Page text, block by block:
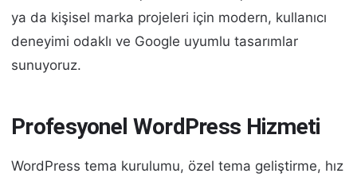
ya da kişisel marka projeleri için modern, kullanıcı
deneyimi odaklı ve Google uyumlu tasarımlar
sunuyoruz.
Profesyonel WordPress Hizmeti
WordPress tema kurulumu, özel tema geliştirme, hız